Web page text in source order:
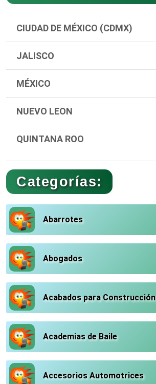
CIUDAD DE MÉXICO (CDMX)
JALISCO
MÉXICO
NUEVO LEON
QUINTANA ROO
Categorías:
Abarrotes
Abogados
Acabados para Construcción
Academias de Baile
Accesorios Automotrices